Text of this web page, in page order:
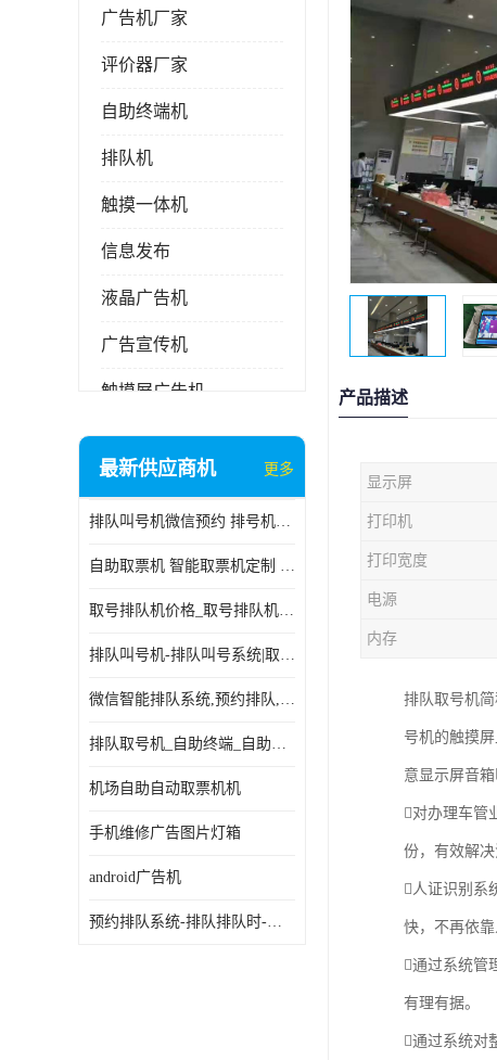
广告机厂家
评价器厂家
自助终端机
排队机
触摸一体机
信息发布
液晶广告机
广告宣传机
触摸屏广告机
液晶显示器
电子白板
自助服务终端
最新供应商机 更多
排队叫号机微信预约 排号机诊所 行政大厅营业厅取号机
自助取票机 智能取票机定制 款式多样
取号排队机价格_取号排队机报价_取号排队机多少钱
排队叫号机-排队叫号系统|取号机-液晶拼接屏-自助终端机
微信智能排队系统,预约排队,扫码排队,微信叫号
排队取号机_自助终端_自助签到一体机 支持定做
机场自助自动取票机机
手机维修广告图片灯箱
android广告机
预约排队系统-排队排队时-排动排号系统和排队的使用方法
产品描述
显示屏
打印机
打印宽度
电源
内存
排队取号机
号机的触摸
意显示屏音
对办理车管
份，有效解
人证识别系
快，不再依
通过系统管
有理有据。
通过系统对